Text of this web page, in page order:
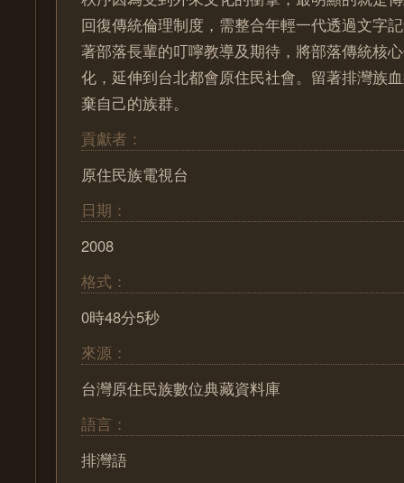
回復傳統倫理制度，需整合年輕一代透過文字
著部落長輩的叮嚀教導及期待，將部落傳統核
化，延伸到台北都會原住民社會。留著排灣族
棄自己的族群。
貢獻者：
原住民族電視台
日期：
2008
格式：
0時48分5秒
來源：
台灣原住民族數位典藏資料庫
語言：
排灣語